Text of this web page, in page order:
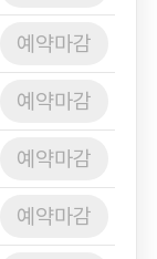
예약마감
예약마감
예약마감
예약마감